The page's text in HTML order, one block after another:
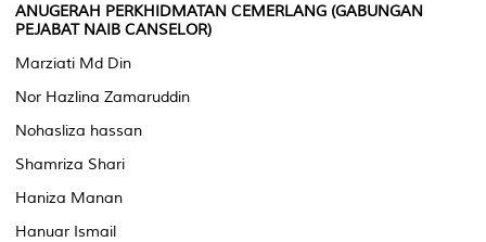
ANUGERAH PERKHIDMATAN CEMERLANG (GABUNGAN
PEJABAT NAIB CANSELOR)
Marziati Md Din
Nor Hazlina Zamaruddin
Nohasliza hassan
Shamriza Shari
Haniza Manan
Hanuar Ismail